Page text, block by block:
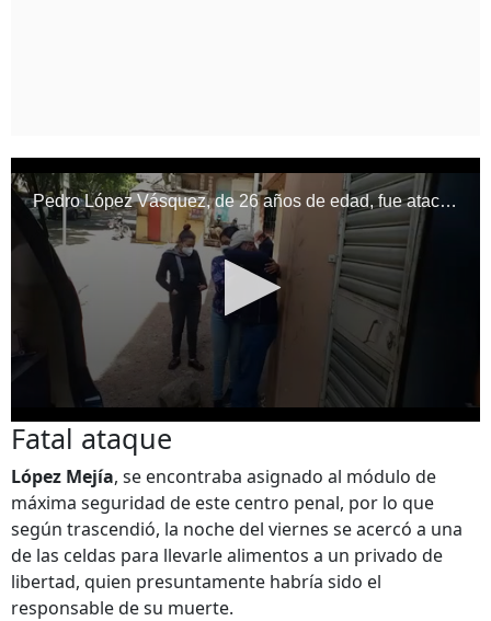
Fatal ataque
López Mejía, se encontraba asignado al módulo de
máxima seguridad de este centro penal, por lo que
según trascendió, la noche del viernes se acercó a una
de las celdas para llevarle alimentos a un privado de
libertad, quien presuntamente habría sido el
responsable de su muerte.